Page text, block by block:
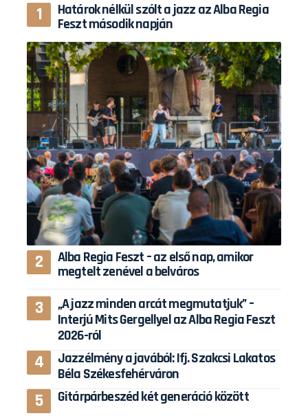
Határok nélkül szólt a jazz az Alba Regia
Feszt második napján
Alba Regia Feszt – az első nap, amikor
megtelt zenével a belváros
„A jazz minden arcát megmutatjuk” –
Interjú Mits Gergellyel az Alba Regia Feszt
2026-ról
Jazzélmény a javából: Ifj. Szakcsi Lakatos
Béla Székesfehérváron
Gitárpárbeszéd két generáció között